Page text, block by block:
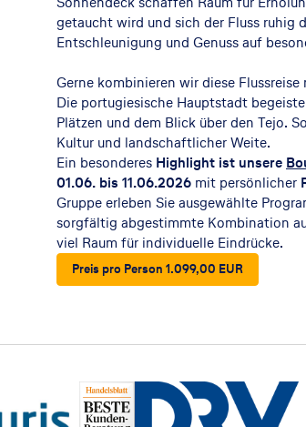
getaucht wird und sich der Fluss ruhig
Entschleunigung und Genuss auf
Gerne kombinieren wir diese
Die portugiesische Hauptstadt
Plätzen und dem Blick über den Tejo.
Kultur und landschaftlicher Weite.
Ein besonderes Highlight ist unsere
01.06. bis 11.06.2026 mit persönlicher
Gruppe erleben Sie ausgewählte
sorgfältig abgestimmte Kombination
viel Raum für individuelle Eindrücke.
Preis pro Person 1.099,00 EUR